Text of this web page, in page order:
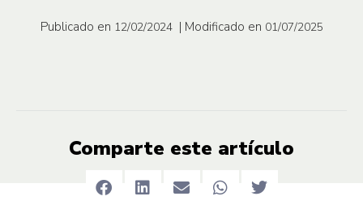
Publicado en 12/02/2024 | Modificado en 01/07/2025
Comparte este artículo